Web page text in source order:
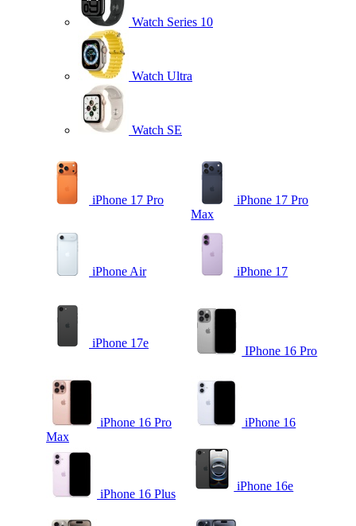
Watch Series 10
Watch Ultra
Watch SE
iPhone 17 Pro
iPhone 17 Pro
Max
iPhone Air iPhone 17
iPhone 17e
IPhone 16 Pro
iPhone 16 Pro
Max
iPhone 16
iPhone 16 Plus
iPhone 16e